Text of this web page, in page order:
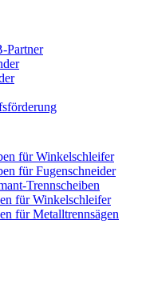
Partner
für Winkelschleifer
für Fugenschneider
Trennscheiben
für Winkelschleifer
für Metalltrennsägen